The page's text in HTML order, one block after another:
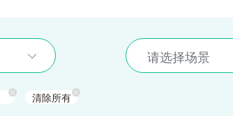
请选择场景
清除所有